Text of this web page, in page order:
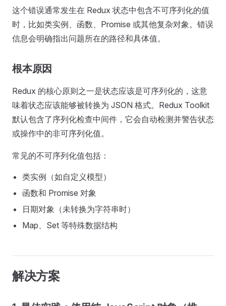
这个错误通常发生在 Redux 状态中包含不可序列化的值
时，比如类实例、函数、Promise 或其他复杂对象。错误
信息会明确指出问题所在的路径和具体值。
根本原因
Redux 的核心原则之一是状态应该是可序列化的，这意
味着状态应该能够被转换为 JSON 格式。Redux Toolkit
默认包含了序列化检查中间件，它会自动检测并警告状态
或操作中的非可序列化值。
常见的不可序列化值包括：
类实例（如自定义模型）
函数和 Promise 对象
日期对象（未转换为字符串时）
Map、Set 等特殊数据结构
解决方案